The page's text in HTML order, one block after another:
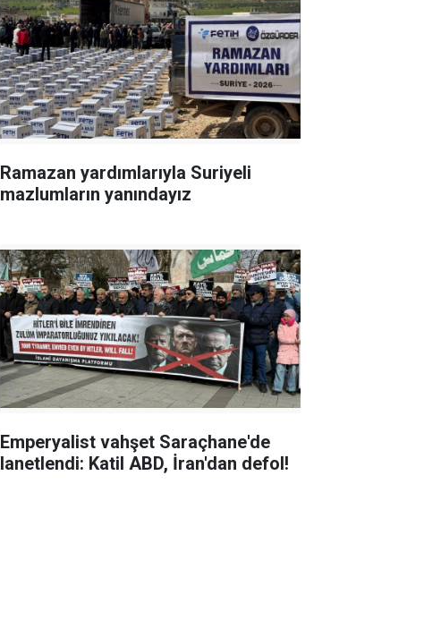
Ramazan yardımlarıyla Suriyeli
mazlumların yanındayız
Emperyalist vahşet Saraçhane'de
lanetlendi: Katil ABD, İran'dan defol!